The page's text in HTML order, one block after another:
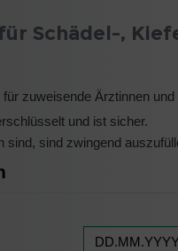
Schädel-,
zuweisende Ärztinnen
und ist sicher.
sind, sind zwingend